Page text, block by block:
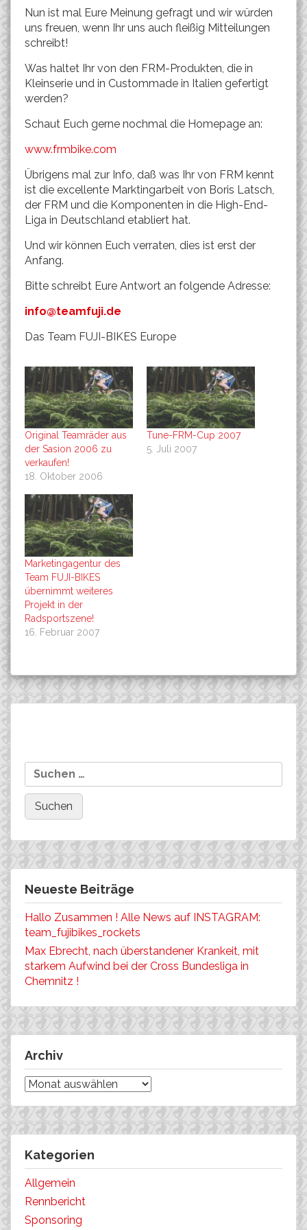
Nun ist mal Eure Meinung gefragt und wir würden
uns freuen, wenn Ihr uns auch fleißig Mitteilungen
schreibt!
Was haltet Ihr von den FRM-Produkten, die in
Kleinserie und in Custommade in Italien gefertigt
werden?
Schaut Euch gerne nochmal die Homepage an:
www.frmbike.com
Übrigens mal zur Info, daß was Ihr von FRM kennt
ist die excellente Marktingarbeit von Boris Latsch,
der FRM und die Komponenten in die High-End-
Liga in Deutschland etabliert hat.
Und wir können Euch verraten, dies ist erst der
Anfang.
Bitte schreibt Eure Antwort an folgende Adresse:
info@teamfuji.de
Das Team FUJI-BIKES Europe
Original Teamräder aus
der Sasion 2006 zu
verkaufen!
18. Oktober 2006
Tune-FRM-Cup 2007
5. Juli 2007
Marketingagentur des
Team FUJI-BIKES
übernimmt weiteres
Projekt in der
Radsportszene!
16. Februar 2007
Neueste Beiträge
Hallo Zusammen ! Alle News auf INSTAGRAM:
team_fujibikes_rockets
Max Ebrecht, nach überstandener Krankeit, mit
starkem Aufwind bei der Cross Bundesliga in
Chemnitz !
Archiv
Archiv
Kategorien
Allgemein
Rennbericht
Sponsoring